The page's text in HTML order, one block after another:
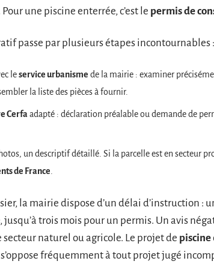
une piscine enterrée, c’est le permis de
passe par plusieurs étapes incontournables :
leservice urbanisme de la mairie : examiner
la liste des pièces à fournir.
Cerfaadapté : déclaration préalable ou demande de
un descriptif détaillé. Si la parcelle est en secteur
de France
la mairie dispose d’un délai d’instruction :
trois mois pour un permis. Un avis
naturel ou agricole. Le projet de piscine
fréquemment à tout projet jugé